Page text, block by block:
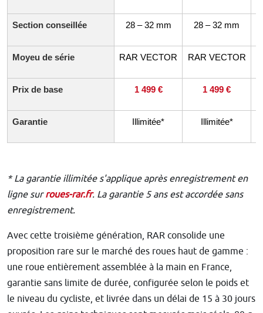
Section conseillée 28 – 32 mm 28 – 32 mm
Moyeu de série RAR VECTOR RAR VECTOR
Prix de base 1 499 € 1 499 €
Garantie Illimitée* Illimitée*
* La garantie illimitée s'applique après enregistrement en
ligne surroues-rar.fr. La garantie 5 ans est accordée sans
enregistrement.
Avec cette troisième génération, RAR consolide une
proposition rare sur le marché des roues haut de gamme :
une roue entièrement assemblée à la main en France,
garantie sans limite de durée, configurée selon le poids et
le niveau du cycliste, et livrée dans un délai de 15 à 30 jours